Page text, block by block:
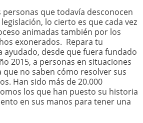
que todavía desconocen
lo cierto es que cada vez
animadas también por los
exonerados. Repara tu
ayudado, desde que fuera fundado
2015, a personas en situaciones
que no saben cómo resolver sus
Han sido más de 20.000
los que han puesto su historia
en sus manos para tener una